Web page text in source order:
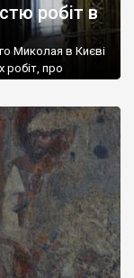
робіт в
Миколая в Києві
робіт, про
надміру, разом із
стелю,
пожежею